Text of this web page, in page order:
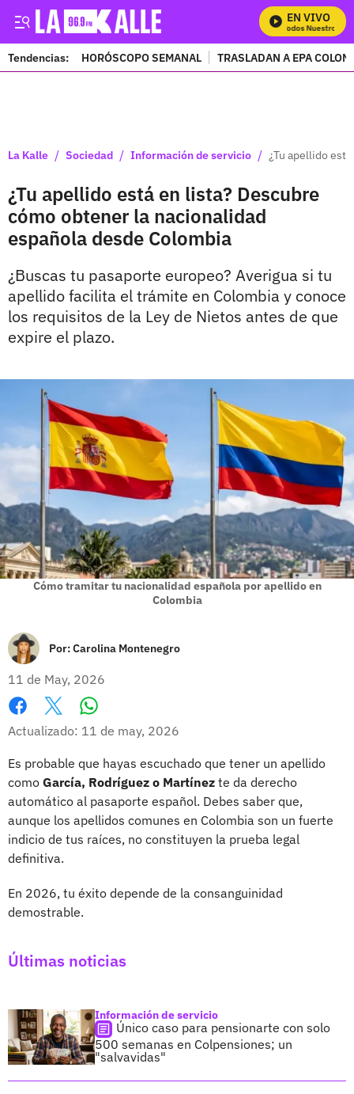
EN VIVO
Mira Todos Nuestros
Tendencias: HORÓSCOPO SEMANAL TRASLADAN A EPA
La Kalle / Sociedad / Información de servicio / ¿Tu apellido
¿Tu apellido está en lista? Descubre
cómo obtener la nacionalidad
española desde Colombia
¿Buscas tu pasaporte europeo? Averigua si tu
apellido facilita el trámite en Colombia y conoce
los requisitos de la Ley de Nietos antes de que
expire el plazo.
Cómo tramitar tu nacionalidad española por apellido en
Colombia
Por:Carolina Montenegro
11 de May, 2026
Facebook
X
Actualizado: 11 de may, 2026
Es probable que hayas escuchado que tener un apellido
como García, Rodríguez o Martínez te da derecho
automático al pasaporte español. Debes saber que,
aunque los apellidos comunes en Colombia son un fuerte
indicio de tus raíces, no constituyen la prueba legal
definitiva.
En 2026, tu éxito depende de la consanguinidad
demostrable.
Últimas noticias
Información de servicio
Único caso para pensionarte con solo
500 semanas en Colpensiones; un
"salvavidas"